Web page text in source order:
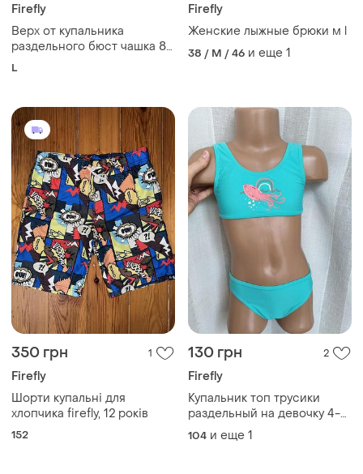
Firefly
Верх от купальника
раздельного бюст чашка 80
c 36 c на косточках
L
Firefly
Женские лыжные брюки м l
38 / M / 46 и еще 1
350 грн 1
Firefly
Шорти купальні для
хлопчика firefly, 12 років
152
130 грн 2
Firefly
Купальник топ трусики
раздельный на девочку 4-5
лет 104-110
104 и еще 1